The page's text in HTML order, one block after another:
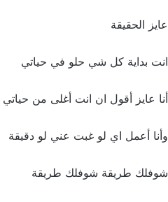
عايز الحقيقة
انت بداية كل شي حلو في حياتي
أنا عايز أقول ان انت أغلى من حياتي
وأنا أعمل اي لو غبت عني لو دقيقة
شوفلك طريقة شوفلك طريقة